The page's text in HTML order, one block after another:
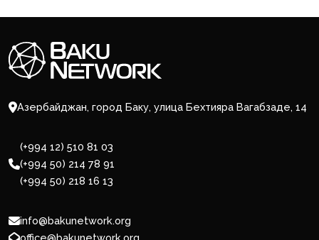
Азербайджан, город Баку, улица Бехтияра Вагабзаде, 14
(+994 12) 510 81 03
(+994 50) 214 78 91
(+994 50) 218 16 13
info@bakunetwork.org